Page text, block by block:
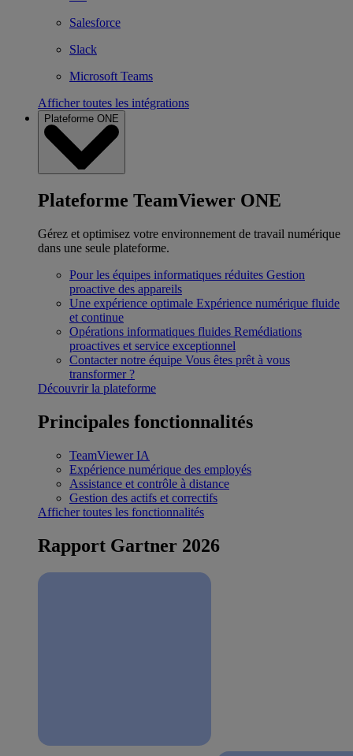
Salesforce
Slack
Microsoft Teams
Afficher toutes les intégrations
Plateforme ONE
Plateforme TeamViewer ONE
Gérez et optimisez votre environnement de travail numérique
dans une seule plateforme.
Pour les équipes informatiques réduites Gestion
proactive des appareils
Une expérience optimale Expérience numérique fluide
et continue
Opérations informatiques fluides Remédiations
proactives et service exceptionnel
Contacter notre équipe Vous êtes prêt à vous
transformer ?
Découvrir la plateforme
Principales fonctionnalités
TeamViewer IA
Expérience numérique des employés
Assistance et contrôle à distance
Gestion des actifs et correctifs
Afficher toutes les fonctionnalités
Rapport Gartner 2026